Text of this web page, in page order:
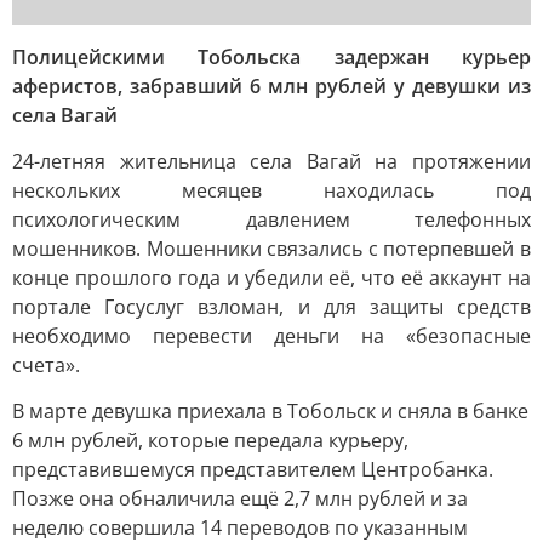
Полицейскими Тобольска задержан курьер
аферистов, забравший 6 млн рублей у девушки из
села Вагай
24-летняя жительница села Вагай на протяжении
нескольких месяцев находилась под
психологическим давлением телефонных
мошенников. Мошенники связались с потерпевшей в
конце прошлого года и убедили её, что её аккаунт на
портале Госуслуг взломан, и для защиты средств
необходимо перевести деньги на «безопасные
счета».
В марте девушка приехала в Тобольск и сняла в банке
6 млн рублей, которые передала курьеру,
представившемуся представителем Центробанка.
Позже она обналичила ещё 2,7 млн рублей и за
неделю совершила 14 переводов по указанным